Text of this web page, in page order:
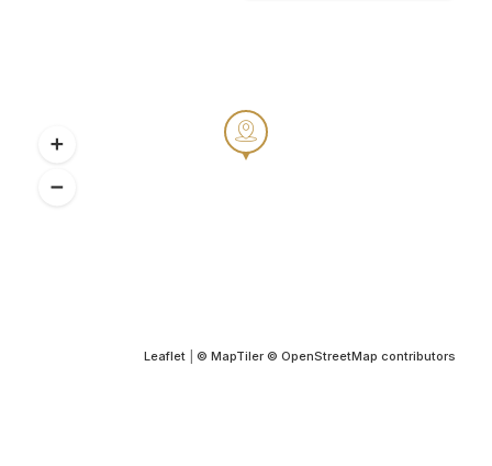
Leaflet © MapTiler © OpenStreetMap contributors